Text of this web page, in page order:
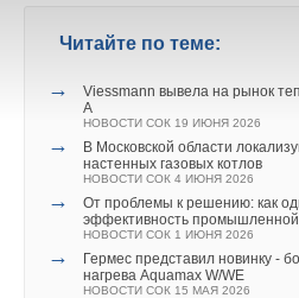
Читайте по теме:
→
Viessmann вывела на рынок
A
НОВОСТИ СОК 19 ИЮНЯ 2026
→
В Московской области
настенных газовых котлов
НОВОСТИ СОК 4 ИЮНЯ 2026
→
От проблемы к решению: как
эффективность промышленной
НОВОСТИ СОК 1 ИЮНЯ 2026
→
Гермес представил новинку -
нагрева Aquamax W/WE
НОВОСТИ СОК 15 МАЯ 2026